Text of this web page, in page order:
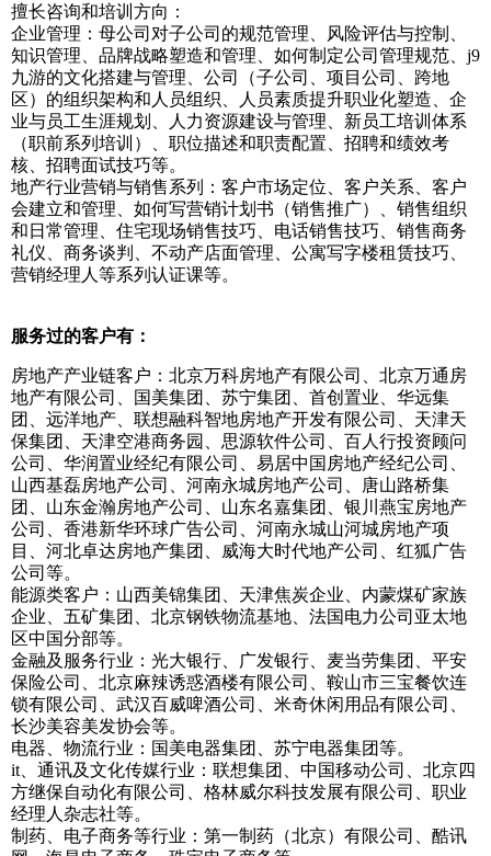
擅长咨询和培训方向：
企业管理：母公司对子公司的规范管理、风险评估与控制、
知识管理、品牌战略塑造和管理、如何制定公司管理规范、j9
九游的文化搭建与管理、公司（子公司、项目公司、跨地
区）的组织架构和人员组织、人员素质提升职业化塑造、企
业与员工生涯规划、人力资源建设与管理、新员工培训体系
（职前系列培训）、职位描述和职责配置、招聘和绩效考
核、招聘面试技巧等。
地产行业营销与销售系列：客户市场定位、客户关系、客户
会建立和管理、如何写营销计划书（销售推广）、销售组织
和日常管理、住宅现场销售技巧、电话销售技巧、销售商务
礼仪、商务谈判、不动产店面管理、公寓写字楼租赁技巧、
营销经理人等系列认证课等。
服务过的客户有：
房地产产业链客户：北京万科房地产有限公司、北京万通房
地产有限公司、国美集团、苏宁集团、首创置业、华远集
团、远洋地产、联想融科智地房地产开发有限公司、天津天
保集团、天津空港商务园、思源软件公司、百人行投资顾问
公司、华润置业经纪有限公司、易居中国房地产经纪公司、
山西基磊房地产公司、河南永城房地产公司、唐山路桥集
团、山东金瀚房地产公司、山东名嘉集团、银川燕宝房地产
公司、香港新华环球广告公司、河南永城山河城房地产项
目、河北卓达房地产集团、威海大时代地产公司、红狐广告
公司等。
能源类客户：山西美锦集团、天津焦炭企业、内蒙煤矿家族
企业、五矿集团、北京钢铁物流基地、法国电力公司亚太地
区中国分部等。
金融及服务行业：光大银行、广发银行、麦当劳集团、平安
保险公司、北京麻辣诱惑酒楼有限公司、鞍山市三宝餐饮连
锁有限公司、武汉百威啤酒公司、米奇休闲用品有限公司、
长沙美容美发协会等。
电器、物流行业：国美电器集团、苏宁电器集团等。
it、通讯及文化传媒行业：联想集团、中国移动公司、北京四
方继保自动化有限公司、格林威尔科技发展有限公司、职业
经理人杂志社等。
制药、电子商务等行业：第一制药（北京）有限公司、酷讯